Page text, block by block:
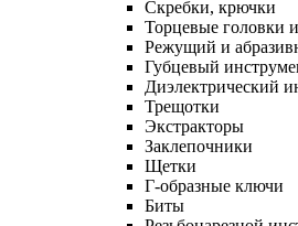
Скребки, крючки
Торцевые головки
Режущий и
Губцевый
Диэлектрический
Трещотки
Экстракторы
Заклепочники
Щетки
Г-образные ключи
Биты